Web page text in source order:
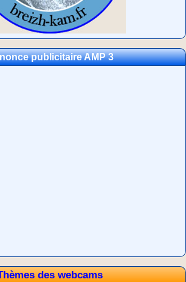
publicitaire AMP 3
des webcams